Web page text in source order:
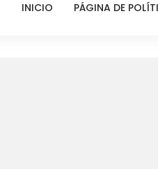
INICIO PÁGINA DE